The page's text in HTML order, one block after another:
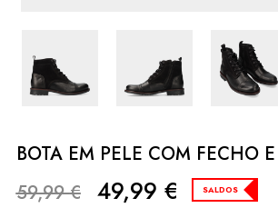
BOTA EM PELE COM FECHO
59,99€ 49,99 € SALDOS